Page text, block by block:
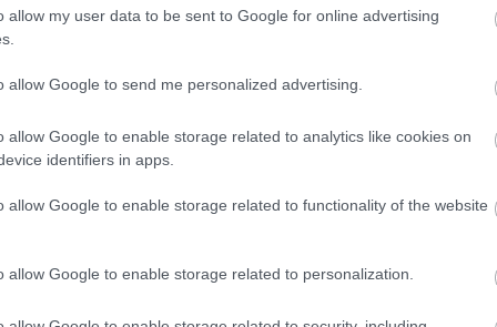
allow my user data to be sent to Google for online advertising
allow Google to send me personalized advertising.
allow Google to enable storage related to analytics like cookies on
identifiers in apps.
allow Google to enable storage related to functionality of the website
allow Google to enable storage related to personalization.
nem azért, mert az édesanyám elrontotta a nevelésem,
Egy másik vélemény: „Ekkora arcátlanságot!! Lealázni a
az mind dolgos, becsületes ember szeretne lenni. Igenis
bizonyítani. Amikor kint megkérdezik, miért, akkor az
Elképesztő!”
„Én sem akartam, hogy a gyerekem kint boldoguljon, de
lépés volt. Nem lehet ítélkezni úgy, hogy a
„Engem a szüleim úgy neveltek, hogy éljek a
lehetőség nem maradt. Van, amikor valakinek szűkös